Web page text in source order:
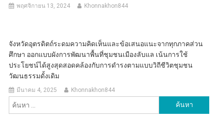
พฤศจิกายน 13, 2024 Khonnakhon844
จังหวัดอุตรดิตถ์ระดมความคิดเห็นและข้อเสนอแนะจากทุกภาคส่วน
ศึกษา ออกแบบผังการพัฒนาพื้นที่ชุมชนเมืองลับแล เน้นการใช้
ประโยชน์ได้สูงสุดสอดคล้องกับการดำรงตามแบบวิถีชีวิตชุมชน
วัฒนธรรมดั้งเดิม
มีนาคม 4, 2025 Khonnakhon844
สำหรับ: